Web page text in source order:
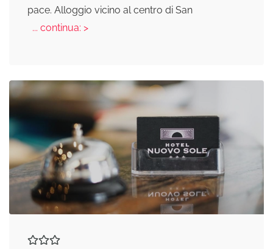
pace. Alloggio vicino al centro di San
... continua: >